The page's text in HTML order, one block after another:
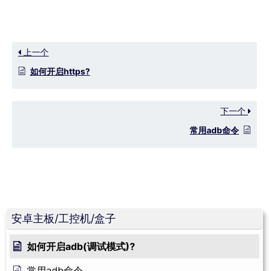
安卓主板/工控机/盒子
如何开启adb(调试模式)?
上一个
如何开启https?
下一个
常用adb命令